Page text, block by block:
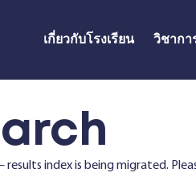
เกี่ยวกับโรงเรียน วิชากา
results index is being migrated.